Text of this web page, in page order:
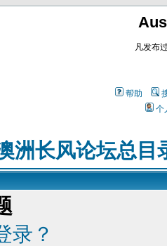
凡发布
帮助
个
洲长风论坛总目
录？